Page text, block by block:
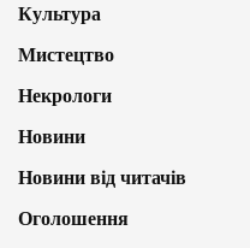
Культура
Мистецтво
Некрологи
Новини
Новини від читачів
Оголошення